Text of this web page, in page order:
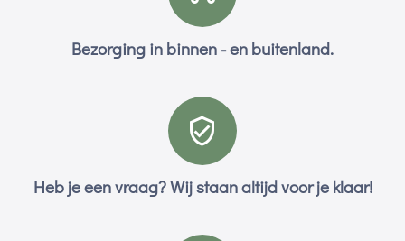
Bezorging in binnen - en buitenland.
Heb je een vraag? Wij staan altijd voor je klaar!